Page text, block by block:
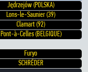
Jędrzejów (POLSKA)
Lons-le-Saunier (39)
Clamart (92)
Pont-à-Celles (BELGIQUE)
Furyo
SCHRÉDER